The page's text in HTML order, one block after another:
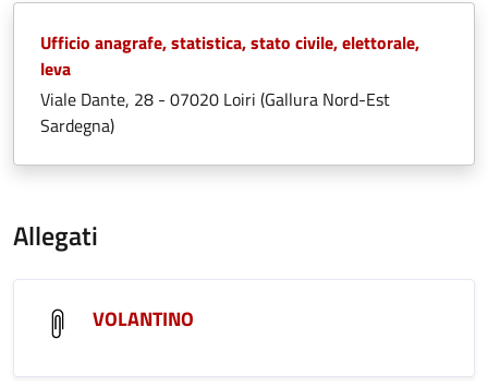
Ufficio anagrafe, statistica, stato civile, elettorale,
leva
Viale Dante, 28 - 07020 Loiri (Gallura Nord-Est
Sardegna)
Allegati
VOLANTINO